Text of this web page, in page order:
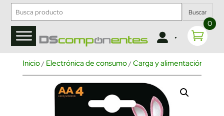
Buscar
0
Inicio/ Electrónica de consumo/ Carga y alimentación